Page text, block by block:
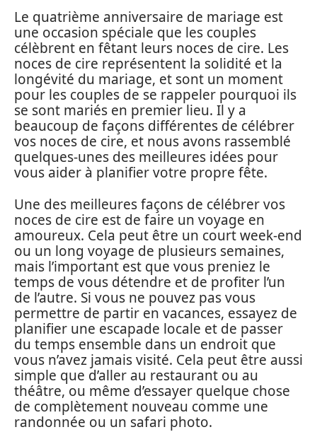
Le quatrième anniversaire de mariage est
une occasion spéciale que les couples
célèbrent en fêtant leurs noces de cire. Les
noces de cire représentent la solidité et la
longévité du mariage, et sont un moment
pour les couples de se rappeler pourquoi ils
se sont mariés en premier lieu. Il y a
beaucoup de façons différentes de célébrer
vos noces de cire, et nous avons rassemblé
quelques-unes des meilleures idées pour
vous aider à planifier votre propre fête.
Une des meilleures façons de célébrer vos
noces de cire est de faire un voyage en
amoureux. Cela peut être un court week-end
ou un long voyage de plusieurs semaines,
mais l’important est que vous preniez le
temps de vous détendre et de profiter l’un
de l’autre. Si vous ne pouvez pas vous
permettre de partir en vacances, essayez de
planifier une escapade locale et de passer
du temps ensemble dans un endroit que
vous n’avez jamais visité. Cela peut être aussi
simple que d’aller au restaurant ou au
théâtre, ou même d’essayer quelque chose
de complètement nouveau comme une
randonnée ou un safari photo.